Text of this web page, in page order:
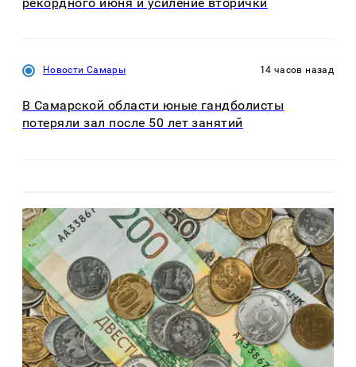
Новости Самары 14 часов назад
В Самарской области юные гандболисты
потеряли зал после 50 лет занятий